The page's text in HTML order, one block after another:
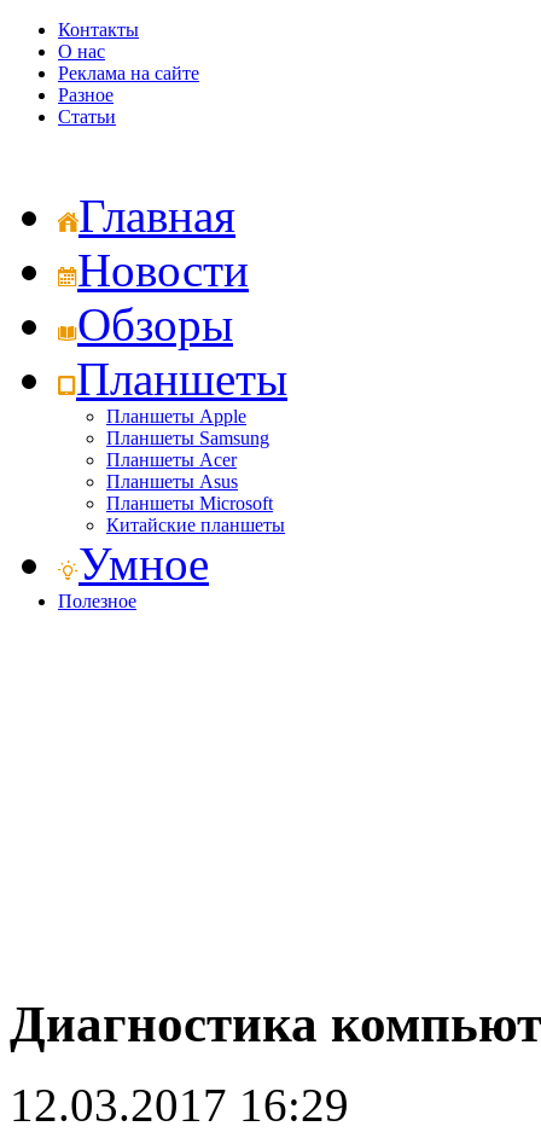
Контакты
О нас
Реклама на сайте
Разное
Статьи
Главная
Новости
Обзоры
Планшеты
Планшеты Apple
Планшеты Samsung
Планшеты Acer
Планшеты Asus
Планшеты Microsoft
Китайские планшеты
Умное
Полезное
Диагностика
12.03.2017 16:29